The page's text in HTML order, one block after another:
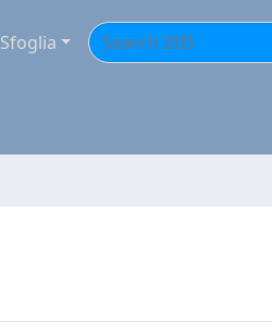
Sfoglia